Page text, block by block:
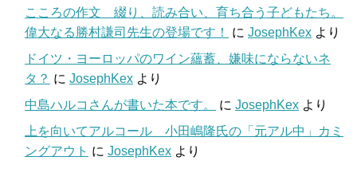
こころの作文 綴り、読み合い、育ち合う子どもたち。
偉大なる勝村謙司先生の登場です！
に JosephKex より
ドイツ・ヨーロッパのワイン蘊蓄、嫌味にならないネ
タ？ に JosephKex より
中島ハルコさんが書いた本です。
に JosephKex より
上を向いてアルコール 小田嶋隆氏の「元アル中」カミ
ングアウト に JosephKex より